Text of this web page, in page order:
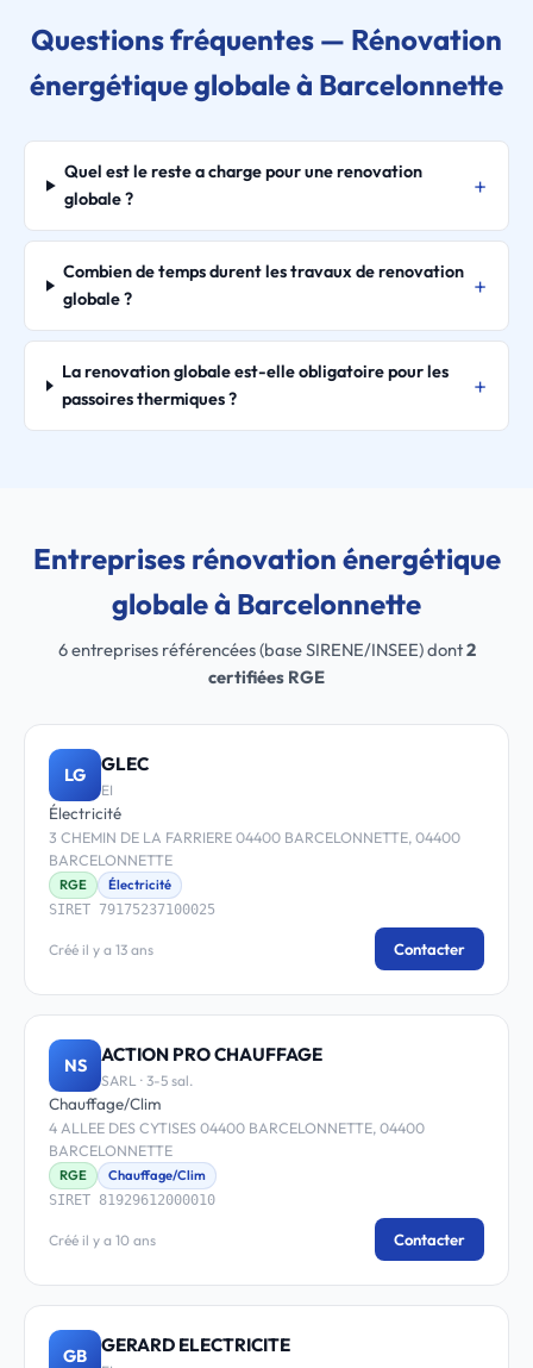
Questions fréquentes — Rénovation
énergétique globale à Barcelonnette
Quel est le reste a charge pour une renovation
globale ?
Combien de temps durent les travaux de renovation
globale ?
La renovation globale est-elle obligatoire pour les
passoires thermiques ?
Entreprises rénovation énergétique
globale à Barcelonnette
6 entreprises référencées (base SIRENE/INSEE) dont2
certifiées RGE
LG GLEC
EI
Électricité
3 CHEMIN DE LA FARRIERE 04400 BARCELONNETTE, 04400
BARCELONNETTE
RGE
Électricité
SIRET 79175237100025
Créé il y a 13 ans Contacter
NS ACTION PRO CHAUFFAGE
SARL · 3-5 sal.
Chauffage/Clim
4 ALLEE DES CYTISES 04400 BARCELONNETTE, 04400
BARCELONNETTE
RGE
Chauffage/Clim
SIRET 81929612000010
Créé il y a 10 ans Contacter
GB GERARD ELECTRICITE